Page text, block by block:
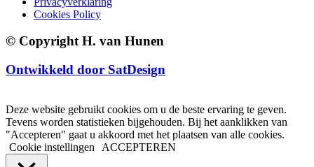
Cookies Policy
© Copyright H. van Hunen
Ontwikkeld door SatDesign
Deze website gebruikt cookies om u de beste ervaring te geven.
Tevens worden statistieken bijgehouden. Bij het aanklikken van
"Accepteren" gaat u akkoord met het plaatsen van alle cookies.
Cookie instellingen
ACCEPTEREN